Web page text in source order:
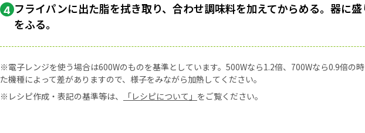
4 フライパンに出た脂を拭き取り、合わせ調味料を加えてからめる。器に
をふる。
※電子レンジを使う場合は600Wのものを基準としています。500Wなら1.2倍、700Wなら0.9倍の
た機種によって差がありますので、様子をみながら加熱してください。
※レシピ作成・表記の基準等は、
「レシピについて」 をご覧ください。